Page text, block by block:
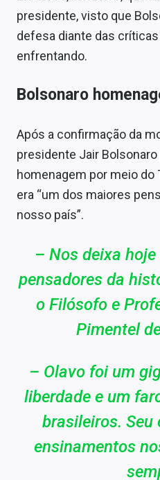
presidente, visto que
defesa diante das
enfrentando.
Bolsonaro
Após a confirmação da
presidente Jair
homenagem por meio do
era “um dos maiores
nosso país”.
– Nos deixa
pensadores da
o Filósofo e
Pimentel
– Olavo foi um
liberdade e um
brasileiros. Seu
ensinamentos